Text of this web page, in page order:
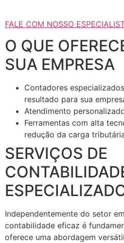
FALE COM NOSSO
O QUE
SUA EMPRESA
Contadores
resultado para sua
Atendimento
Ferramentas com alta
redução da carga
SERVIÇOS DE
Independentemente do setor
contabilidade eficaz é
oferece uma abordagem